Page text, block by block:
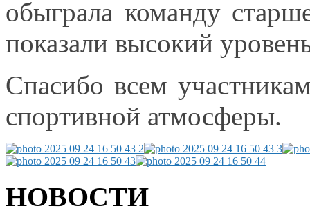
обыграла команду
показали высокий
Спасибо всем
спортивной атмосферы.
НОВОСТИ